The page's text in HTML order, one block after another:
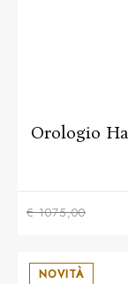
Orologio
€ 1075,00
NOVITÀ